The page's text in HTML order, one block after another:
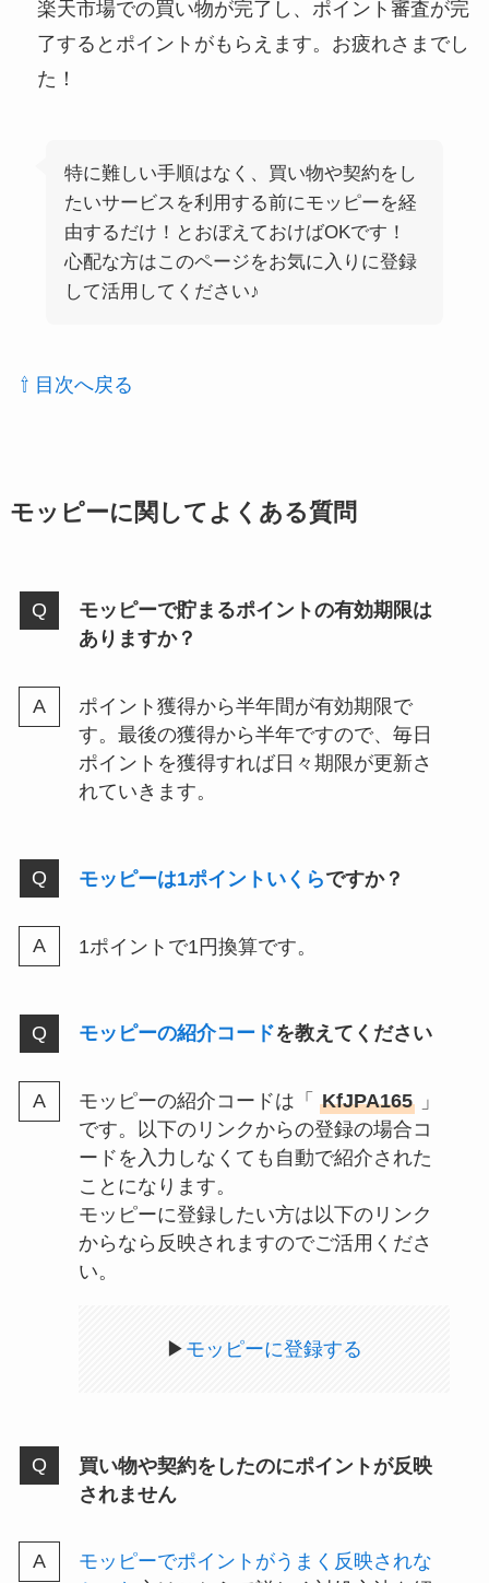
楽天市場での買い物が完了し、ポイント審査が完
了するとポイントがもらえます。お疲れさまでし
た！
特に難しい手順はなく、買い物や契約をし
たいサービスを利用する前にモッピーを経
由するだけ！とおぼえておけばOKです！
心配な方はこのページをお気に入りに登録
して活用してください♪
⇧ 目次へ戻る
モッピーに関してよくある質問
モッピーで貯まるポイントの有効期限は
ありますか？
ポイント獲得から半年間が有効期限で
す。最後の獲得から半年ですので、毎日
ポイントを獲得すれば日々期限が更新さ
れていきます。
モッピーは1ポイントいくらですか？
1ポイントで1円換算です。
モッピーの紹介コードを教えてください
モッピーの紹介コードは「 KfJPA165」
です。以下のリンクからの登録の場合コ
ードを入力しなくても自動で紹介された
ことになります。
モッピーに登録したい方は以下のリンク
からなら反映されますのでご活用くださ
い。
▶ モッピーに登録する
買い物や契約をしたのにポイントが反映
されません
モッピーでポイントがうまく反映されな